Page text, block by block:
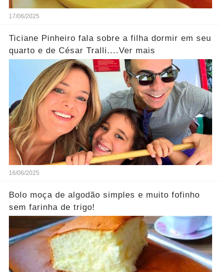
17/06/2025
Ticiane Pinheiro fala sobre a filha dormir em seu
quarto e de César Tralli....Ver mais
16/06/2025
Bolo moça de algodão simples e muito fofinho
sem farinha de trigo!